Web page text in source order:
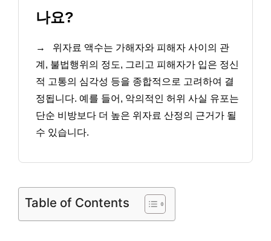
나요?
→
위자료 액수는 가해자와 피해자 사이의 관
계, 불법행위의 정도, 그리고 피해자가 입은 정신
적 고통의 심각성 등을 종합적으로 고려하여 결
정됩니다. 예를 들어, 악의적인 허위 사실 유포는
단순 비방보다 더 높은 위자료 산정의 근거가 될
수 있습니다.
Table of Contents